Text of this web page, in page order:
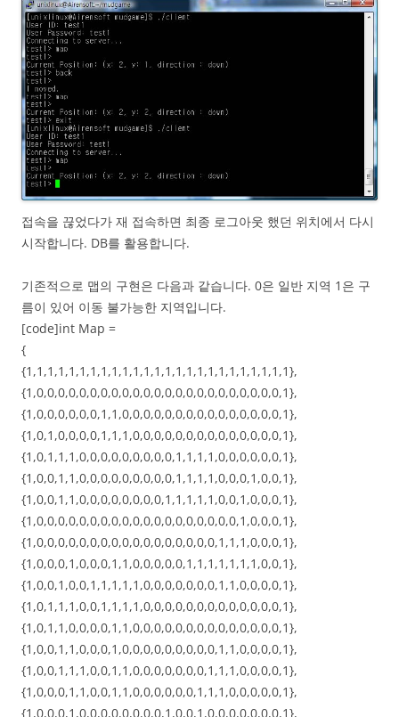
접속을 끊었다가 재 접속하면 최종 로그아웃 했던 위치에서 다시
시작합니다. DB를 활용합니다.
기존적으로 맵의 구현은 다음과 같습니다. 0은 일반 지역 1은 구
름이 있어 이동 불가능한 지역입니다.
[code]int Map =
{
{1,1,1,1,1,1,1,1,1,1,1,1,1,1,1,1,1,1,1,1,1,1,1,1,1},
{1,0,0,0,0,0,0,0,0,0,0,0,0,0,0,0,0,0,0,0,0,0,0,0,1},
{1,0,0,0,0,0,0,1,1,0,0,0,0,0,0,0,0,0,0,0,0,0,0,0,1},
{1,0,1,0,0,0,0,1,1,1,0,0,0,0,0,0,0,0,0,0,0,0,0,0,1},
{1,0,1,1,1,0,0,0,0,0,0,0,0,0,1,1,1,1,0,0,0,0,0,0,1},
{1,0,0,1,1,0,0,0,0,0,0,0,0,0,1,1,1,1,0,0,0,1,0,0,1},
{1,0,0,1,1,0,0,0,0,0,0,0,0,1,1,1,1,1,0,0,1,0,0,0,1},
{1,0,0,0,0,0,0,0,0,0,0,0,0,0,0,0,0,0,0,0,1,0,0,0,1},
{1,0,0,0,0,0,0,0,0,0,0,0,0,0,0,0,0,0,1,1,1,0,0,0,1},
{1,0,0,0,1,0,0,0,1,1,0,0,0,0,0,1,1,1,1,1,1,1,0,0,1},
{1,0,0,1,0,0,1,1,1,1,1,0,0,0,0,0,0,0,1,1,0,0,0,0,1},
{1,0,1,1,1,0,0,1,1,1,1,0,0,0,0,0,0,0,0,0,0,0,0,0,1},
{1,0,1,1,0,0,0,0,1,1,0,0,0,0,0,0,0,0,0,0,0,0,0,0,1},
{1,0,0,1,1,0,0,0,1,0,0,0,0,0,0,0,0,0,1,1,0,0,0,0,1},
{1,0,0,1,1,1,0,0,1,1,0,0,0,0,0,0,0,1,1,1,0,0,0,0,1},
{1,0,0,0,1,1,0,0,1,1,0,0,0,0,0,0,1,1,1,0,0,0,0,0,1},
{1,0,0,0,1,0,0,0,0,0,0,0,0,1,0,0,1,0,0,0,0,0,0,0,1},